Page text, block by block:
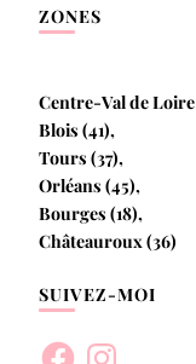
ZONES
Centre-Val de Loire
Blois (41),
Tours (37),
Orléans (45),
Bourges (18),
Châteauroux (36)
SUIVEZ-MOI
FacebookInstagram